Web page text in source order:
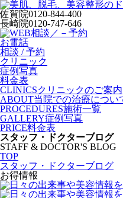
佐賀院0120-844-400
長崎院0120-747-646
お電話
相談 / 予約
クリニック
症例写真
料金表
CLINICSクリニックのご案内
ABOUT当院での治療につい
PROCEDURES施術一覧
GALLERY症例写真
PRICE料金表
スタッフ・ドクターブログ
STAFF & DOCTOR'S BLOG
TOP
スタッフ・ドクターブログ
お得情報